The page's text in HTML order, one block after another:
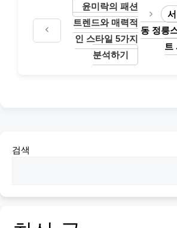
윤미락의 패션
트렌드와 매력적
인 스타일 5가지
분석하기
동 정릉
트
검색